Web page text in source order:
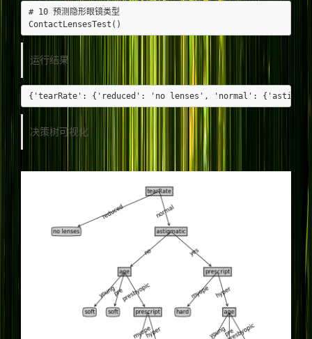
# 10 预测隐形眼镜类型
运行结果
决策树可视化